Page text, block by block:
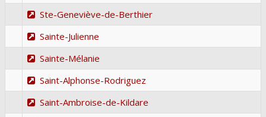
Ste-Geneviève-de-Berthier
Sainte-Julienne
Sainte-Mélanie
Saint-Alphonse-Rodriguez
Saint-Ambroise-de-Kildare